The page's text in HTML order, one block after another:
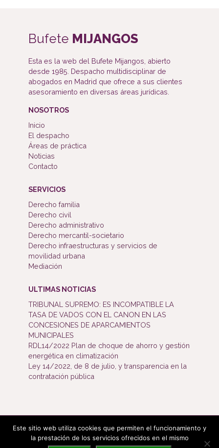
Bufete MIJANGOS
Esta es la web del Bufete Mijangos, abierto
desde 1985. Despacho multidisciplinar de
abogados en Madrid que ofrece a sus clientes
asesoramiento en diversas áreas jurídicas.
NOSOTROS
Inicio
El despacho
Áreas de práctica
Noticias
Contacto
SERVICIOS
Derecho familia
Derecho civil
Derecho administrativo
Derecho mercantil-societario
Derecho infraestructuras y servicios de
movilidad urbana
Mediación
ULTIMAS NOTICIAS
TRIBUNAL SUPREMO: ES INCOMPATIBLE LA
TASA DE VADOS CON EL CANON EN LAS
CONCESIONES DE APARCAMIENTOS
MUNICIPALES
RDL14/2022 Plan de choque de ahorro y gestión
energética en climatización
Ley 14/2022, de 8 de julio, y transparencia en la
contratación pública
Bufete Mijangos ©2019. Todos los derechos reservados.
Este sitio web utiliza cookies que permiten el funcionamiento y
la prestación de los servicios ofrecidos en el mismo